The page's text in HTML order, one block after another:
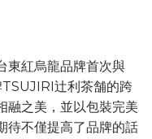
東紅烏龍品牌首次與
辻利茶舗的跨
融之美，並以包裝完美
待不僅提高了品牌的話